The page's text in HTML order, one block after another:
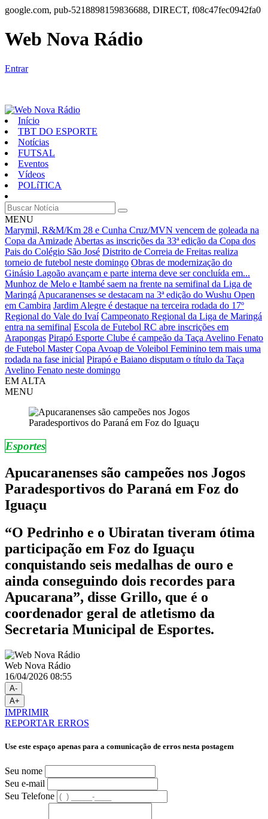
google.com, pub-5218898159836688, DIRECT, f08c47fec0942fa0
Web Nova Rádio
Entrar
Início
TBT DO ESPORTE
Notícias
FUTSAL
Eventos
Vídeos
POLíTICA
MENU
Marymil, R&M/Km 28 e Cunha Cruz/MVN vencem de goleada na
Copa da Amizade Abertas as inscrições da 33ª edição da Copa dos
Pais do Colégio São José Distrito de Correia de Freitas realiza
torneio de futebol neste domingo Obras de modernização do
Ginásio Lagoão avançam e parte interna deve ser concluída em...
Munhoz de Melo e Itambé saem na frente na semifinal da Liga de
Maringá Apucaranenses se destacam na 3ª edição do Wushu Open
em Cambira Jardim Alegre é destaque na terceira rodada do 17º
Regional do Vale do Ivaí Campeonato Regional da Liga de Maringá
entra na semifinal Escola de Futebol RC abre inscrições em
Arapongas Pirapó Esporte Clube é campeão da Taça Avelino Fenato
de Futebol Master Copa Avoap de Voleibol Feminino tem mais uma
rodada na fase inicial Pirapó e Baiano disputam o título da Taça
Avelino Fenato neste domingo
EM ALTA
MENU
Esportes
Apucaranenses são campeões nos Jogos
Paradesportivos do Paraná em Foz do
Iguaçu
“O Pedrinho e o Ubiratan tiveram ótima
participação em Foz do Iguaçu
conquistando seis medalhas de ouro e
ainda conseguindo dois recordes para
Apucarana”, disse Grillo, que é o
coordenador geral de atletismo da
Secretaria Municipal de Esportes.
Web Nova Rádio
16/04/2026 08:55
A-
A+
IMPRIMIR
REPORTAR ERROS
Use este espaço apenas para a comunicação de erros nesta postagem
Seu nome
Seu e-mail
Seu Telefone